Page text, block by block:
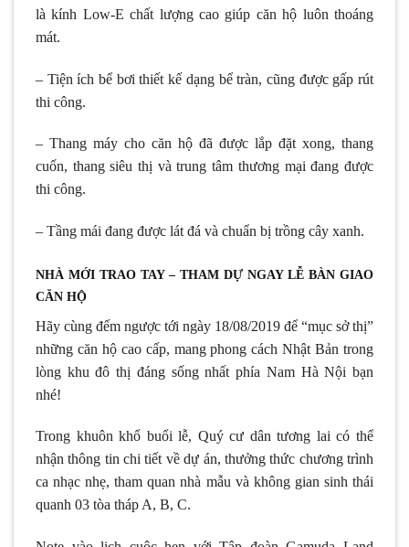
là kính Low-E chất lượng cao giúp căn hộ luôn thoáng
mát.
– Tiện ích bể bơi thiết kế dạng bể tràn, cũng được gấp rút
thi công.
– Thang máy cho căn hộ đã được lắp đặt xong, thang
cuốn, thang siêu thị và trung tâm thương mại đang được
thi công.
– Tầng mái đang được lát đá và chuẩn bị trồng cây xanh.
NHÀ MỚI TRAO TAY – THAM DỰ NGAY LỄ BÀN GIAO
CĂN HỘ
Hãy cùng đếm ngược tới ngày 18/08/2019 để “mục sở thị”
những căn hộ cao cấp, mang phong cách Nhật Bản trong
lòng khu đô thị đáng sống nhất phía Nam Hà Nội bạn
nhé!
Trong khuôn khổ buổi lễ, Quý cư dân tương lai có thể
nhận thông tin chi tiết về dự án, thưởng thức chương trình
ca nhạc nhẹ, tham quan nhà mẫu và không gian sinh thái
quanh 03 tòa tháp A, B, C.